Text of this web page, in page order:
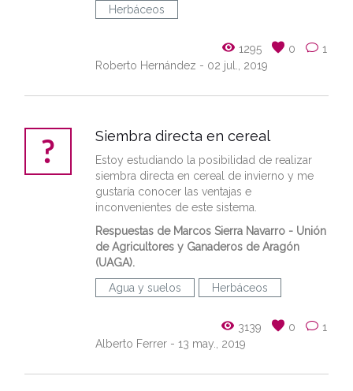
Herbáceos
1295 0
1
Roberto Hernández - 02 jul., 2019
Siembra directa en cereal
Estoy estudiando la posibilidad de realizar
siembra directa en cereal de invierno y me
gustaría conocer las ventajas e
inconvenientes de este sistema.
Respuestas de Marcos Sierra Navarro - Unión
de Agricultores y Ganaderos de Aragón
(UAGA).
Agua y suelos
Herbáceos
3139 0
1
Alberto Ferrer - 13 may., 2019